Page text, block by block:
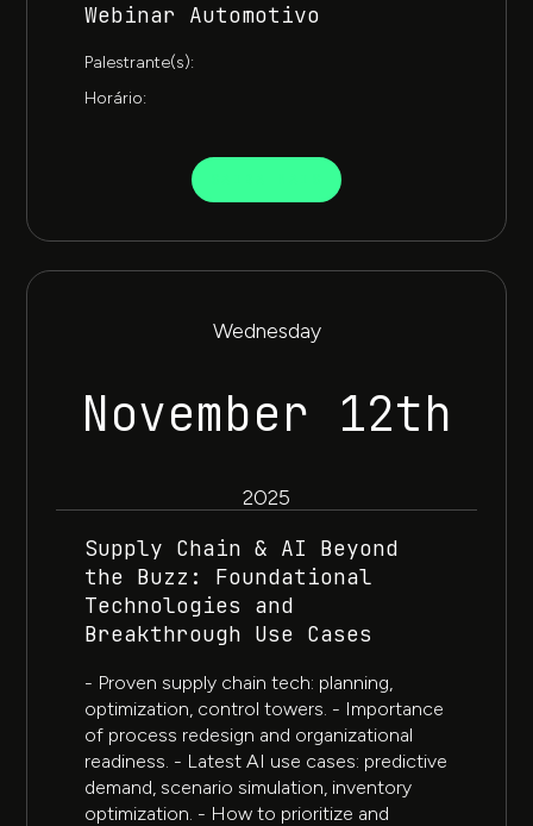
Webinar Automotivo​
Palestrante(s):
Horário:
Wednesday
November 12th
2025
Supply Chain & AI Beyond
the Buzz: Foundational
Technologies and
Breakthrough Use Cases​​
- Proven supply chain tech: planning,
optimization, control towers. - Importance
of process redesign and organizational
readiness. - Latest AI use cases: predictive
demand, scenario simulation, inventory
optimization. - How to prioritize and